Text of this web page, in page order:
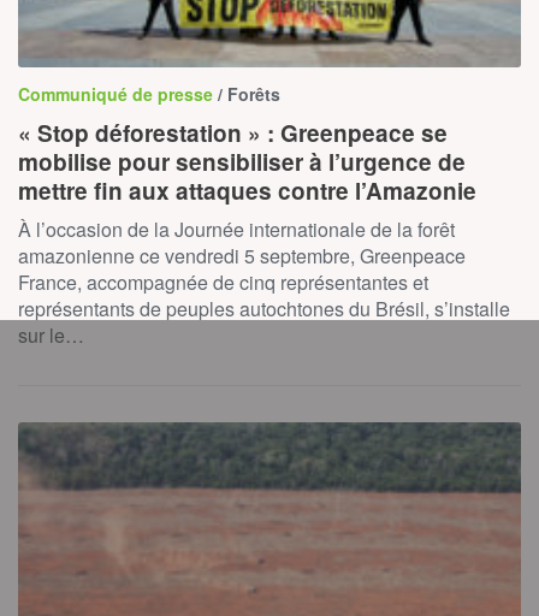
Communiqué de presse / Forêts
« Stop déforestation » : Greenpeace se
mobilise pour sensibiliser à l’urgence de
mettre fin aux attaques contre l’Amazonie
À l’occasion de la Journée internationale de la forêt
amazonienne ce vendredi 5 septembre, Greenpeace
France, accompagnée de cinq représentantes et
représentants de peuples autochtones du Brésil, s’installe
sur le…